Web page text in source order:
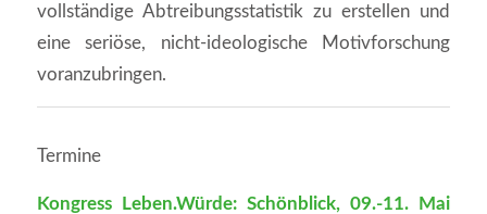
vollständige Abtreibungsstatistik zu erstellen und
eine seriöse, nicht-ideologische Motivforschung
voranzubringen.
Termine
Kongress Leben.Würde: Schönblick, 09.-11. Mai